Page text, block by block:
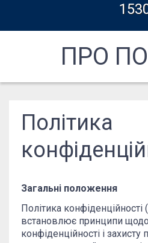
ПРО
Політика
Загальні положення
Політика конфіденційності
встановлює принципи
конфіденційності і